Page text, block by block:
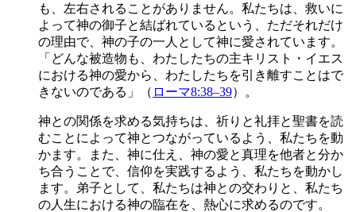
も、左右されることがありません。私たちは、救いに
よって神の御子と結ばれているという、ただそれだけ
の理由で、神の子の一人として神に愛されています。
「どんな被造物も、わたしたちの主キリスト・イエス
における神の愛から、わたしたちを引き離すことはで
きないのである」（ ローマ8:38–39）。
神との関係を求める気持ちは、祈りと礼拝と聖書を読
むことによって神とつながっているよう、私たちを動
かます。また、神に仕え、神の愛と真理を他者と分か
ち合うことで、信仰を実践するよう、私たちを動かし
ます。弟子として、私たちは神との交わりと、私たち
の人生における神の臨在を、熱心に求めるのです。